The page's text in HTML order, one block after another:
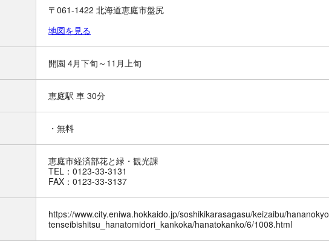
〒061-1422 北海道恵庭市盤尻
地図を見る
開園 4月下旬～11月上旬
恵庭駅 車 30分
・無料
恵庭市経済部花と緑・観光課
TEL：0123-33-3131
FAX：0123-33-3137
https://www.city.eniwa.hokkaido.jp/soshikikarasagasu/keizaibu/hananokyo
tenseibishitsu_hanatomidori_kankoka/hanatokanko/6/1008.html